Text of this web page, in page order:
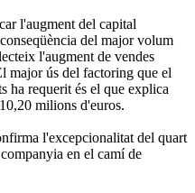
l'augment del capital
del major volum
l'augment de vendes
major ús del factoring que el
ha requerit és el que explica
milions d'euros.
l'excepcionalitat del quart
en el camí de